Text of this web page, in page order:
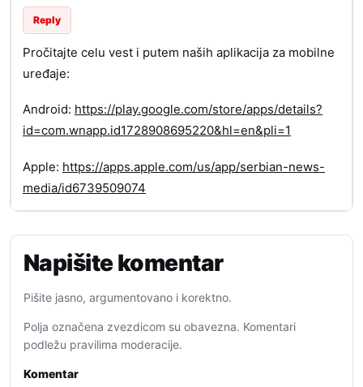
Reply
Pročitajte celu vest i putem naših aplikacija za mobilne
uređaje:
Android: https://play.google.com/store/apps/details?
id=com.wnapp.id1728908695220&hl=en&pli=1
Apple: https://apps.apple.com/us/app/serbian-news-
media/id6739509074
Napišite komentar
Pišite jasno, argumentovano i korektno.
Polja označena zvezdicom su obavezna. Komentari
podležu pravilima moderacije.
Komentar